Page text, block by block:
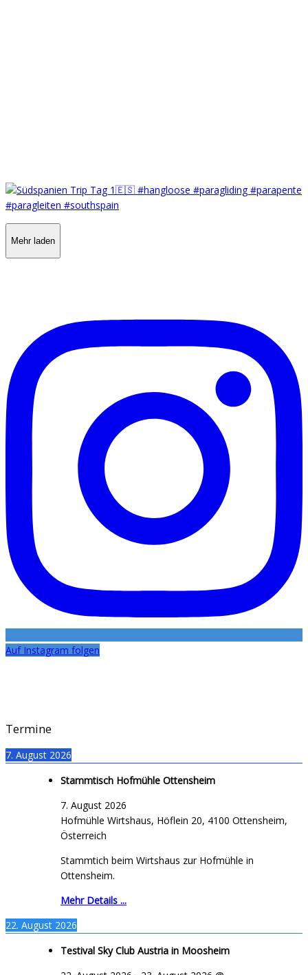
Mehr laden
Auf Instagram folgen
Termine
7. August 2026
Stammtisch Hofmühle Ottensheim
7. August 2026
Hofmühle Wirtshaus, Höflein 20, 4100 Ottensheim,
Österreich
Stammtich beim Wirtshaus zur Hofmühle in
Ottensheim.
Mehr Details ...
22. August 2026
Testival Sky Club Austria in Moosheim